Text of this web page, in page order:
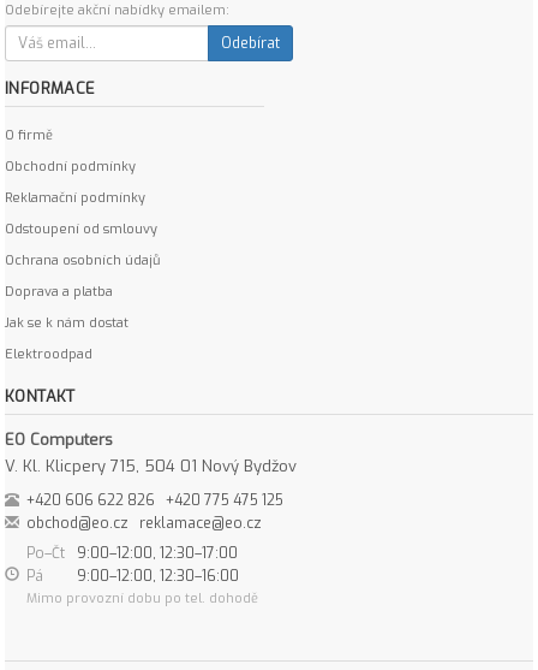
Odebírejte akční nabídky emailem:
Odebírat
INFORMACE
O firmě
Obchodní podmínky
Reklamační podmínky
Odstoupení od smlouvy
Ochrana osobních údajů
Doprava a platba
Jak se k nám dostat
Elektroodpad
KONTAKT
EO Computers
V. Kl. Klicpery 715, 504 01 Nový Bydžov
+420 606 622 826
+420 775 475 125
obchod@eo.cz
reklamace@eo.cz
Po–Čt
9:00–12:00, 12:30–17:00
Pá
9:00–12:00, 12:30–16:00
Mimo provozní dobu po tel. dohodě